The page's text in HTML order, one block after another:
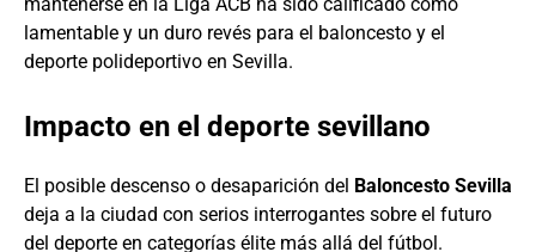
lamentable y un duro revés para el baloncesto y el
deporte polideportivo en Sevilla.
Impacto en el deporte sevillano
El posible descenso o desaparición del Baloncesto Sevilla
deja a la ciudad con serios interrogantes sobre el futuro
del deporte en categorías élite más allá del fútbol.